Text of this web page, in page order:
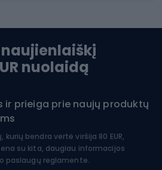
nuolaidą
ir prieiga prie naujų produktų
bendra vertė viršija 80 EUR,
su kita, daugiau informacijos
paslaugų reglamente.